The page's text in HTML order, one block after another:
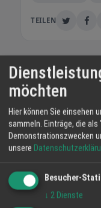
TEILEN
Wir
vieles
aus
WEITERE
möchten
Hier können Sie einsehen
sammeln. Einträge, die
Demonstrationszwecken
unsere
Besucher-
↓ 2 Dienste